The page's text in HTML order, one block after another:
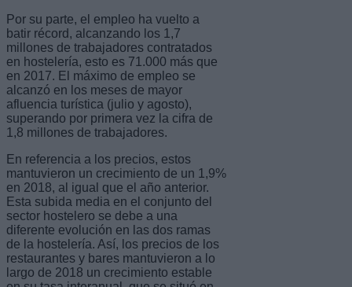
Por su parte, el empleo ha vuelto a
batir récord, alcanzando los 1,7
millones de trabajadores contratados
en hostelería, esto es 71.000 más que
en 2017. El máximo de empleo se
alcanzó en los meses de mayor
afluencia turística (julio y agosto),
superando por primera vez la cifra de
1,8 millones de trabajadores.
En referencia a los precios, estos
mantuvieron un crecimiento de un 1,9%
en 2018, al igual que el año anterior.
Esta subida media en el conjunto del
sector hostelero se debe a una
diferente evolución en las dos ramas
de la hostelería. Así, los precios de los
restaurantes y bares mantuvieron a lo
largo de 2018 un crecimiento estable